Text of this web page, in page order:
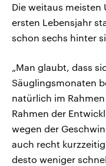
Die weitaus
ersten Lebensjahr
schon sechs hinter
„Man glaubt, dass
Säuglingsmonaten
natürlich im
Rahmen der
wegen der
auch recht
desto weniger